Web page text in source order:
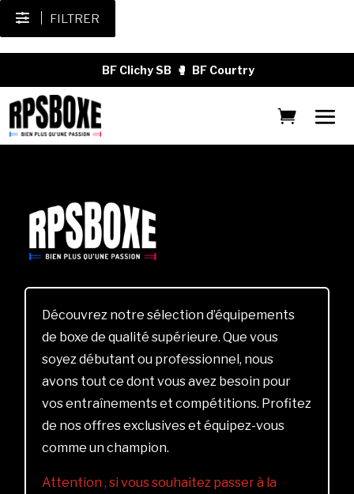
FILTRER
BF Clichy SB 🥊 BF Courtry
Découvrez notre sélection d’équipements
de boxe de qualité supérieure. Que vous
soyez débutant ou professionnel, nous
avons tout ce dont vous avez besoin pour
vos entraînements et compétitions. Profitez
de nos offres exclusives et équipez-vous
comme un champion.
Attention , si vous souhaitez passer à la